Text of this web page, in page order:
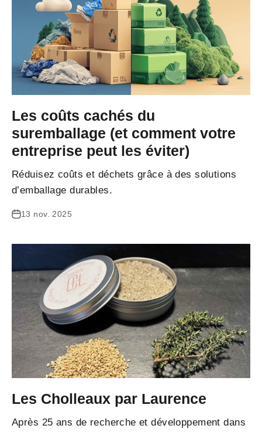
Les coûts cachés du
suremballage (et comment votre
entreprise peut les éviter)
Réduisez coûts et déchets grâce à des solutions
d’emballage durables.
13 nov. 2025
Les Cholleaux par Laurence
Après 25 ans de recherche et développement dans